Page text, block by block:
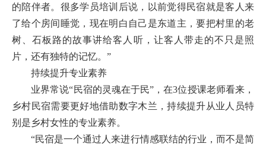
的陪伴者。很多学员培训后说，以前觉得民宿就是客人来
了给个房间睡觉，现在明白自己是东道主，要把村里的老
树、石板路的故事讲给客人听，让客人带走的不只是照
片，还有独特的记忆。”
持续提升专业素养
业界常说“民宿的灵魂在于民”，在3位授课老师看来，
乡村民宿需要更好地借助数字木兰，持续提升从业人员特
别是乡村女性的专业素养。
“民宿是一个通过人来进行情感联结的行业，而不是简